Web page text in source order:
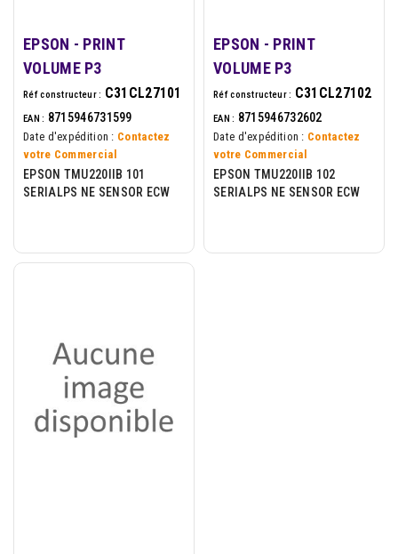
EPSON - PRINT
VOLUME P3
Réf constructeur : C31CL27101
EAN : 8715946731599
Date d'expédition : Contactez
votre Commercial
EPSON TMU220IIB 101
SERIALPS NE SENSOR ECW
EPSON - PRINT
VOLUME P3
Réf constructeur : C31CL27102
EAN : 8715946732602
Date d'expédition : Contactez
votre Commercial
EPSON TMU220IIB 102
SERIALPS NE SENSOR ECW